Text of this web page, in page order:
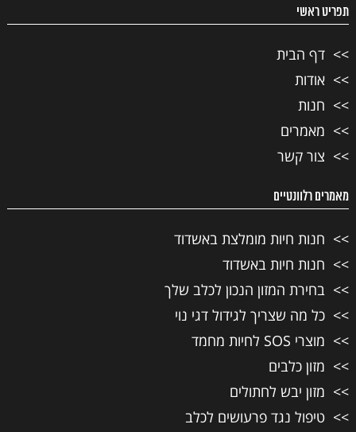
תפריט ראשי
דף הבית
אודות
חנות
מאמרים
צור קשר
מאמרים רלוונטיים
חנות חיות מומלצת באשדוד
חנות חיות באשדוד
בחירת המזון הנכון לכלב שלך
כל מה שצריך לגידול דגי נוי
מוצרי SOS לחיות מחמד
מזון כלבים
מזון יבש לחתולים
טיפול נגד פרעושים לכלב